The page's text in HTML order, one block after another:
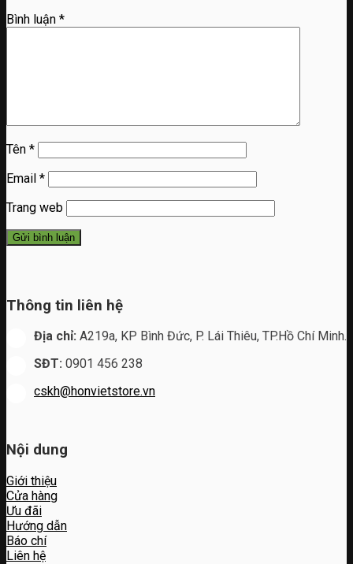
Bình luận *
Tên *
Email *
Trang web
Thông tin liên hệ
Địa chỉ: A219a, KP Bình Đức, P. Lái Thiêu, TP.Hồ Chí Minh.
SĐT: 0901 456 238
cskh@honvietstore.vn
Nội dung
Giới thiệu
Cửa hàng
Ưu đãi
Hướng dẫn
Báo chí
Liên hệ